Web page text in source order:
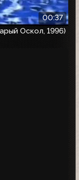
00:37
Оскол, 1996)